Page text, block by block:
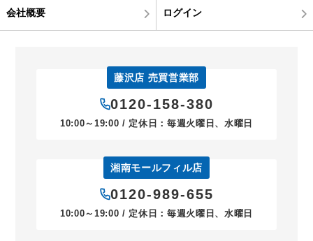
会社概要 ログイン
藤沢店 売買営業部
0120-158-380
10:00～19:00 / 定休日：毎週火曜日、水曜日
湘南モールフィル店
0120-989-655
10:00～19:00 / 定休日：毎週火曜日、水曜日